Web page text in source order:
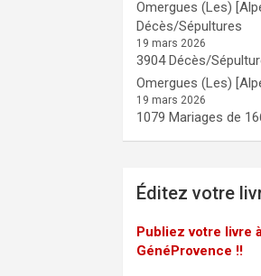
Omergues (Les)
Décès/Sépultures
19 mars 2026
3904 Décès/
Omergues (Les)
19 mars 2026
1079 Mariages de
Éditez votre
Publiez votre livre
GénéProvence !!